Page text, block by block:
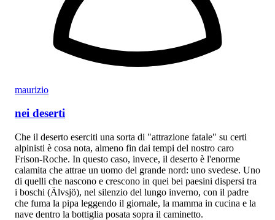
maurizio
nei deserti
Che il deserto eserciti una sorta di "attrazione fatale" su certi
alpinisti è cosa nota, almeno fin dai tempi del nostro caro
Frison-Roche. In questo caso, invece, il deserto è l'enorme
calamita che attrae un uomo del grande nord: uno svedese. Uno
di quelli che nascono e crescono in quei bei paesini dispersi tra
i boschi (Älvsjö), nel silenzio del lungo inverno, con il padre
che fuma la pipa leggendo il giornale, la mamma in cucina e la
nave dentro la bottiglia posata sopra il caminetto.